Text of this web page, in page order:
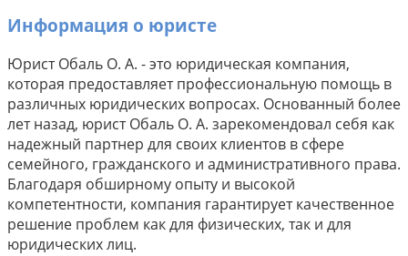
Информация о юристе
Юрист Обаль О. А. - это юридическая компания,
которая предоставляет профессиональную помощь в
различных юридических вопросах. Основанный более
лет назад, юрист Обаль О. А. зарекомендовал себя как
надежный партнер для своих клиентов в сфере
семейного, гражданского и административного права.
Благодаря обширному опыту и высокой
компетентности, компания гарантирует качественное
решение проблем как для физических, так и для
юридических лиц.